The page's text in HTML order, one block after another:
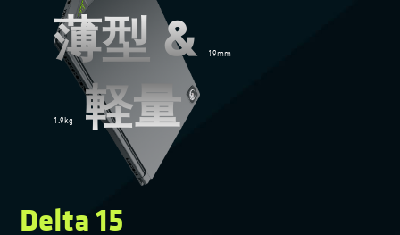
薄型 & 19mm
1.9kg 軽量
Delta 15